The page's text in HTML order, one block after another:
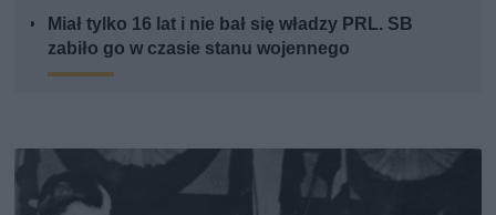
Miał tylko 16 lat i nie bał się władzy PRL. SB
zabiło go w czasie stanu wojennego